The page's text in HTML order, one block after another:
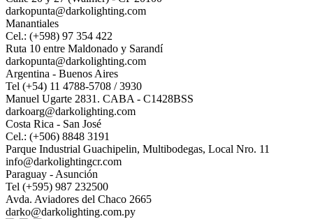
darkopunta@darkolighting.com
Manantiales
Cel.: (+598) 97 354 422
Ruta 10 entre Maldonado y Sarandí
darkopunta@darkolighting.com
Argentina - Buenos Aires
Tel (+54) 11 4788-5708 / 3930
Manuel Ugarte 2831. CABA - C1428BSS
darkoarg@darkolighting.com
Costa Rica - San José
Cel.: (+506) 8848 3191
Parque Industrial Guachipelin, Multibodegas, Local Nro. 11
info@darkolightingcr.com
Paraguay - Asunción
Tel (+595) 987 232500
Avda. Aviadores del Chaco 2665
darko@darkolighting.com.py